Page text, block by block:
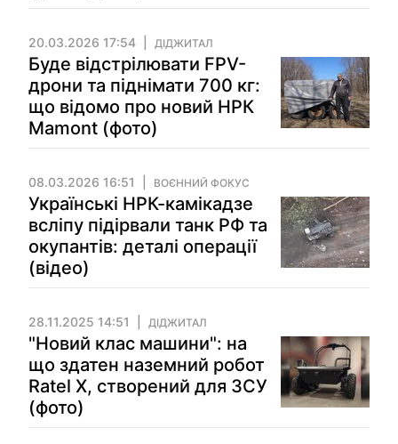
20.03.2026 17:54 ДІДЖИТАЛ
Буде відстрілювати FPV-
дрони та піднімати 700 кг:
що відомо про новий НРК
Mamont (фото)
08.03.2026 16:51 ВОЄННИЙ ФОКУС
Українські НРК-камікадзе
всліпу підірвали танк РФ та
окупантів: деталі операції
(відео)
28.11.2025 14:51 ДІДЖИТАЛ
"Новий клас машини": на
що здатен наземний робот
Ratel X, створений для ЗСУ
(фото)